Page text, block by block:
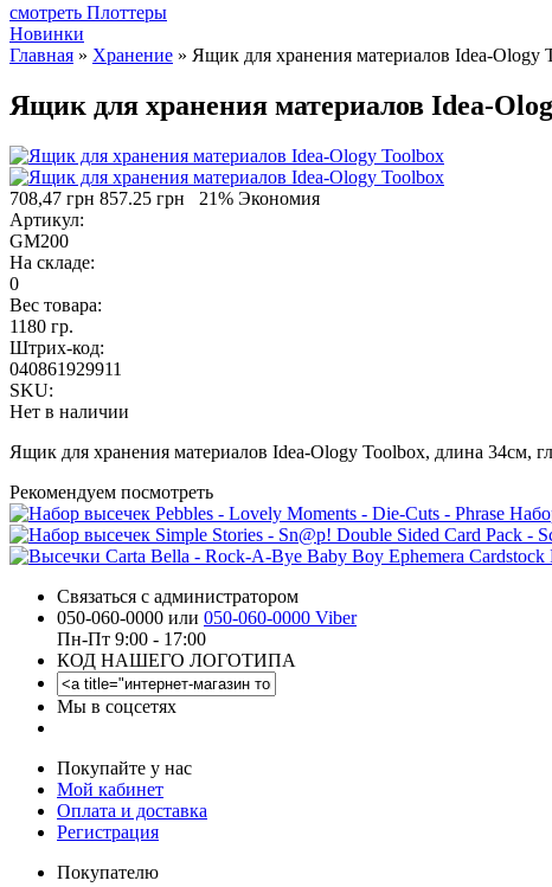
смотреть Плоттеры
Новинки
Главная » Хранение » Ящик для хранения материалов Idea-Ology
Ящик для хранения материалов Idea-
708,47 грн 857.25 грн
21% Экономия
Артикул:
GM200
На складе:
0
Вес товара:
1180 гр.
Штрих-код:
040861929911
SKU:
Нет в наличии
Ящик для хранения материалов Idea-Ology Toolbox, длина 34см,
Рекомендуем посмотреть
Связаться с администратором
050-060-0000 или 050-060-0000 Viber
Пн-Пт 9:00 - 17:00
КОД НАШЕГО ЛОГОТИПА
Мы в соцсетях
Покупайте у нас
Мой кабинет
Оплата и доставка
Регистрация
Покупателю